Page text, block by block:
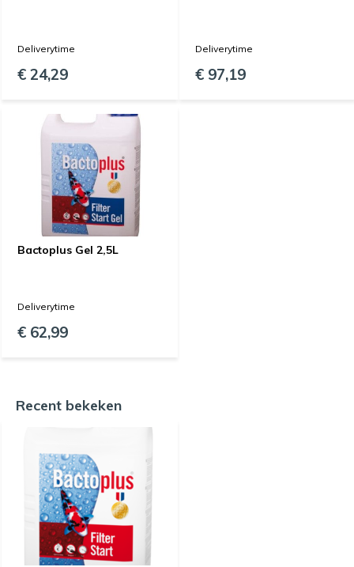
Deliverytime
€ 24,29
Deliverytime
€ 97,19
Bactoplus Gel 2,5L
Deliverytime
€ 62,99
Recent bekeken